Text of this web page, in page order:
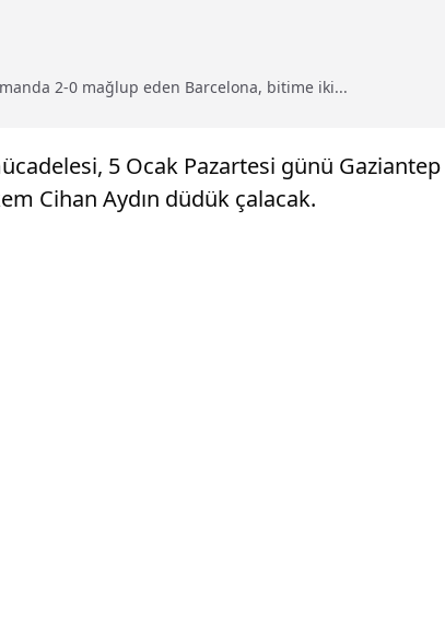
2-0 mağlup eden Barcelona, bitime iki...
5 Ocak Pazartesi günü Gaziantep
Cihan Aydın düdük çalacak.